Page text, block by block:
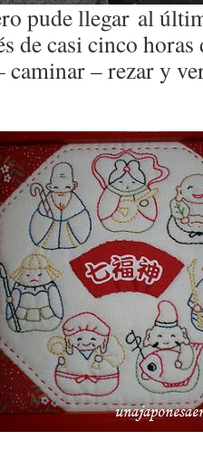
pude llegar al
de casi cinco
– rezar y